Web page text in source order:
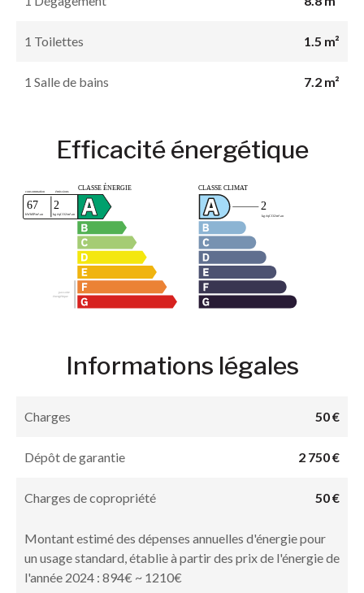
1 Toilettes 1.5 m²
1 Salle de bains 7.2 m²
Efficacité énergétique
Informations légales
Charges 50 €
Dépôt de garantie 2 750 €
Charges de copropriété 50 €
Montant estimé des dépenses annuelles d'énergie pour
un usage standard, établie à partir des prix de l'énergie de
l'année 2024 : 894€ ~ 1210€